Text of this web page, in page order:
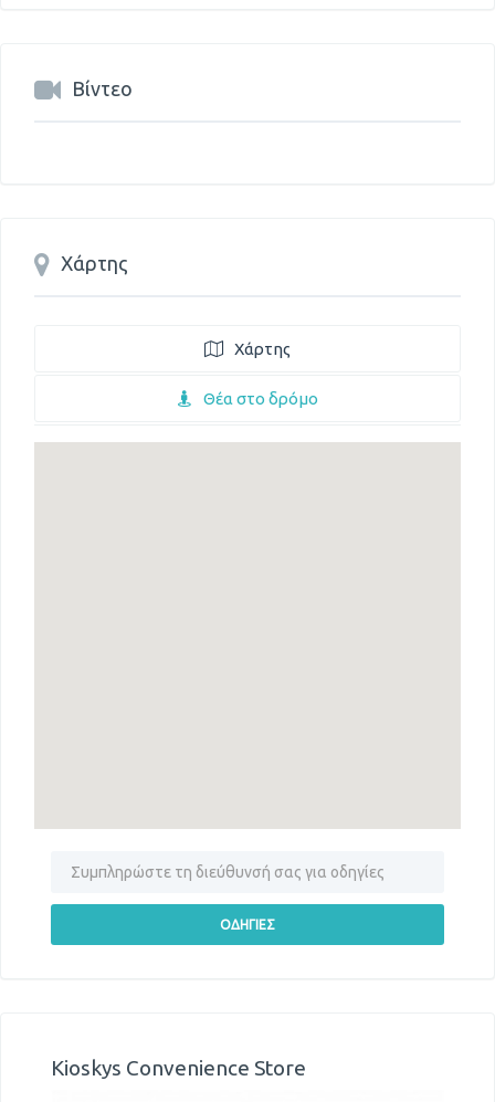
Βίντεο
Χάρτης
Χάρτης
Θέα στο δρόμο
Kioskys Convenience Store